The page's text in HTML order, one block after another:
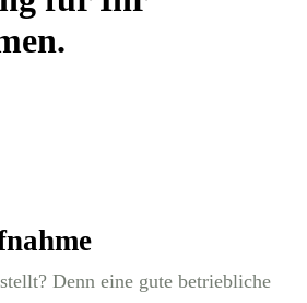
Denn eine gute betriebliche